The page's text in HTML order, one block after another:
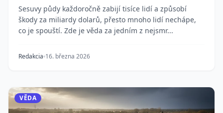
Sesuvy půdy každoročně zabijí tisíce lidí a způsobí
škody za miliardy dolarů, přesto mnoho lidí nechápe,
co je spouští. Zde je věda za jedním z nejsmr...
Redakcia 16. března 2026
VĚDA